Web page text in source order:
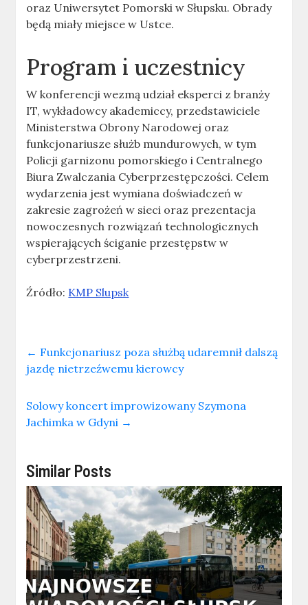
oraz Uniwersytet Pomorski w Słupsku. Obrady
będą miały miejsce w Ustce.
Program i uczestnicy
W konferencji wezmą udział eksperci z branży
IT, wykładowcy akademiccy, przedstawiciele
Ministerstwa Obrony Narodowej oraz
funkcjonariusze służb mundurowych, w tym
Policji garnizonu pomorskiego i Centralnego
Biura Zwalczania Cyberprzestępczości. Celem
wydarzenia jest wymiana doświadczeń w
zakresie zagrożeń w sieci oraz prezentacja
nowoczesnych rozwiązań technologicznych
wspierających ściganie przestępstw w
cyberprzestrzeni.
Źródło: KMP Slupsk
← Funkcjonariusz poza służbą udaremnił dalszą
jazdę nietrzeźwemu kierowcy
Solowy koncert improwizowany Szymona
Jachimka w Gdyni →
Similar Posts